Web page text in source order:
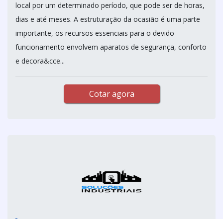
local por um determinado período, que pode ser de horas,
dias e até meses. A estruturação da ocasião é uma parte
importante, os recursos essenciais para o devido
funcionamento envolvem aparatos de segurança, conforto
e decora&cce...
Cotar agora